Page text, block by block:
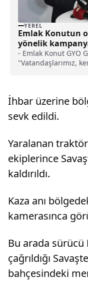
YEREL
Emlak Konutun
yönelik
açıklandı haberi
- Emlak Konut GYO
"Vatandaşlarımız,
ikinci modelde bir
liradan başlayan
daire satın
İhbar üzerine
sevk edildi.
Yaralanan
ekiplerince
kaldırıldı.
Kaza anı
kamerasınca
Bu arada
çağrıldığı
bahçesindeki